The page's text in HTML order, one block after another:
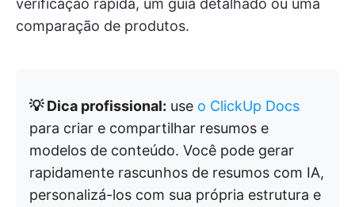
verificação rápida, um guia detalhado ou uma
comparação de produtos.
💡 Dica profissional: use o ClickUp Docs
para criar e compartilhar resumos e
modelos de conteúdo. Você pode gerar
rapidamente rascunhos de resumos com IA,
personalizá-los com sua própria estrutura e